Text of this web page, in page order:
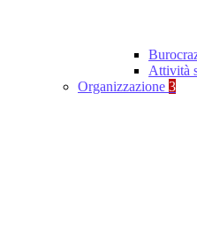
Attività
Organizzazione 3